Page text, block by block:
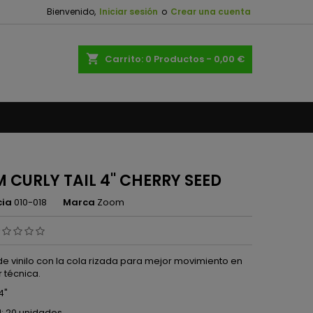
Bienvenido, Iniciar sesión o Crear una cuenta
shopping_cart Carrito: 0 Productos - 0,00 €
CURLY TAIL 4'' CHERRY SEED
010-018 Marca Zoom
vinilo con la cola rizada para mejor movimiento en
técnica.